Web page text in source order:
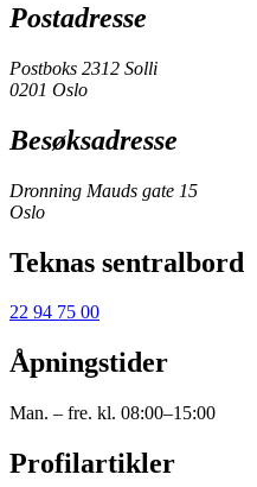
Postadresse
Postboks 2312 Solli
0201 Oslo
Besøksadresse
Dronning Mauds gate 15
Oslo
Teknas sentralbord
22 94 75 00
Åpningstider
Man. – fre. kl. 08:00–15:00
Profilartikler